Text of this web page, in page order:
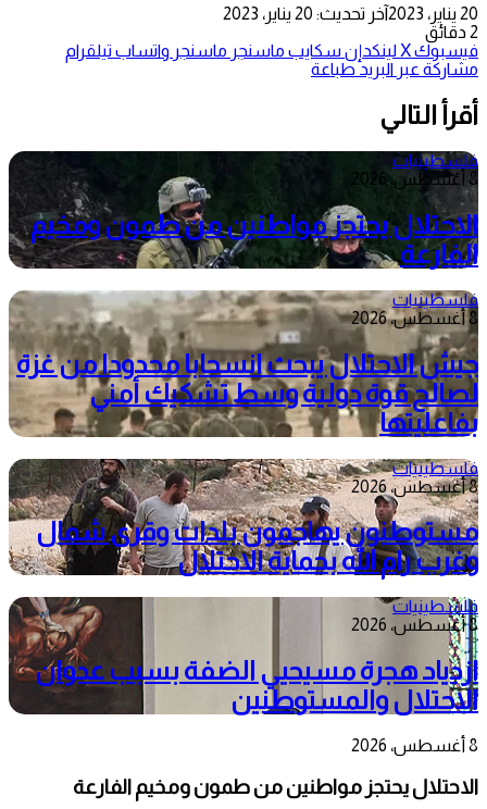
20 يناير، 2023
آخر تحديث: 20 يناير، 2023
2 دقائق
فيسبوك‫Xلينكدإن سكايب ماسنجر ماسنجر واتساب تيلقرام
مشاركة عبر البريد طباعة
أقرأ التالي
فلسطينيات
8 أغسطس، 2026
الاحتلال يحتجز مواطنين من طمون ومخيم
الفارعة
فلسطينيات
8 أغسطس، 2026
جيش الاحتلال يبحث انسحابا محدودا من غزة
لصالح قوة دولية وسط تشكيك أمني
بفاعليتها
فلسطينيات
8 أغسطس، 2026
مستوطنون يهاجمون بلدات وقرى شمال
وغرب رام الله بحماية الاحتلال
فلسطينيات
8 أغسطس، 2026
ازدياد هجرة مسيحيي الضفة بسبب عدوان
الاحتلال والمستوطنين
8 أغسطس، 2026
الاحتلال يحتجز مواطنين من طمون ومخيم الفارعة